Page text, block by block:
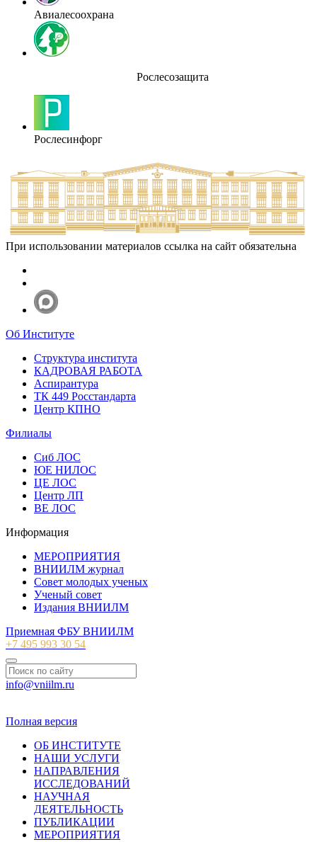
Авиалесоохрана
Рослесозащита
Рослесинфорг
При использовании материалов ссылка на сайт обязательна
Об Институте
Структура института
КАДРОВАЯ РАБОТА
Аспирантура
ТК 449 Росстандарта
Центр КПНО
Филиалы
Сиб ЛОС
ЮЕ НИЛОС
ЦЕ ЛОС
Центр ЛП
ВЕ ЛОС
Информация
МЕРОПРИЯТИЯ
ВНИИЛМ журнал
Совет молодых ученых
Ученый совет
Издания ВНИИЛМ
Приемная ФБУ ВНИИЛМ
+7 495 993 30 54
info@vniilm.ru
Полная версия
ОБ ИНСТИТУТЕ
НАШИ УСЛУГИ
НАПРАВЛЕНИЯ
ИССЛЕДОВАНИЙ
НАУЧНАЯ
ДЕЯТЕЛЬНОСТЬ
ПУБЛИКАЦИИ
МЕРОПРИЯТИЯ